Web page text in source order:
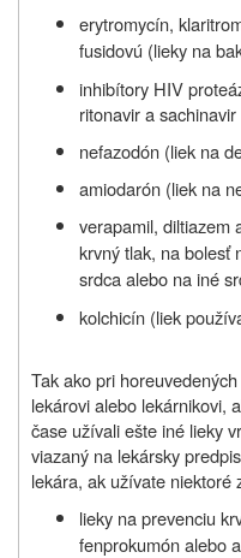
erytromycín,
fusidovú (lieky na
inhibítory HIV
ritonavir a
nefazodón (liek na
amiodarón (liek na
verapamil, diltiazem
krvný tlak, na bolesť
srdca alebo na iné
kolchicín (liek
Tak ako pri
lekárovi alebo lekárnikovi,
čase užívali ešte iné lieky
viazaný na lekársky
lekára, ak užívate niektoré
lieky na prevenciu
fenprokumón alebo